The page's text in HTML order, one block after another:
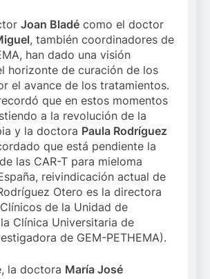
Joan Bladé como el doctor
, también coordinadores de
han dado una visión
horizonte de curación de los
el avance de los tratamientos.
que en estos momentos
a la revolución de la
y la doctora Paula Rodríguez
que está pendiente la
las CAR-T para mieloma
reivindicación actual de
Otero es la directora
de la Unidad de
Clínica Universitaria de
de GEM-PETHEMA).
la doctora María José